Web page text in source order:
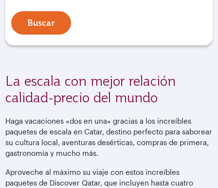
Buscar
La escala con mejor relación
calidad-precio del mundo
Haga vacaciones «dos en una» gracias a los increíbles
paquetes de escala en Catar, destino perfecto para saborear
su cultura local, aventuras desérticas, compras de primera,
gastronomía y mucho más.
Aproveche al máximo su viaje con estos increíbles
paquetes de Discover Qatar, que incluyen hasta cuatro